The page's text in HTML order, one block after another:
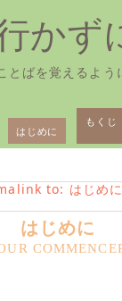
かず
とばを覚えるよ
はじめに
もくじ
はじめに